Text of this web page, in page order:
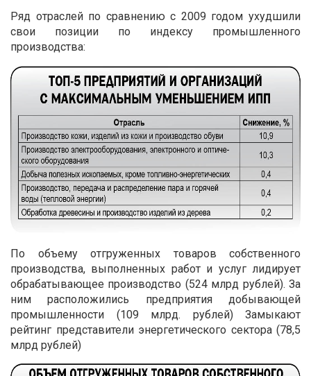
Ряд отраслей по сравнению с 2009 годом ухудшили
свои позиции по индексу промышленного
производства:
По объему отгруженных товаров собственного
производства, выполненных работ и услуг лидирует
обрабатывающее производство (524 млрд рублей). За
ним расположились предприятия добывающей
промышленности (109 млрд. рублей) Замыкают
рейтинг представители энергетического сектора (78,5
млрд рублей)